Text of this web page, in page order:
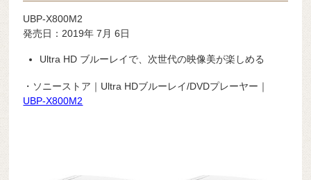
UBP-X800M2
発売日：2019年 7月 6日
Ultra HD ブルーレイで、次世代の映像美が楽しめる
・ソニーストア｜Ultra HDブルーレイ/DVDプレーヤー｜
UBP-X800M2